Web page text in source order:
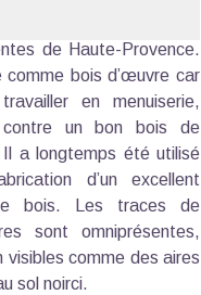
de Haute-Provence.
comme bois d’œuvre car
en menuiserie,
un bon bois de
Il a longtemps été utilisé
d’un excellent
bois. Les traces de
sont omniprésentes,
visibles comme des aires
sol noirci.